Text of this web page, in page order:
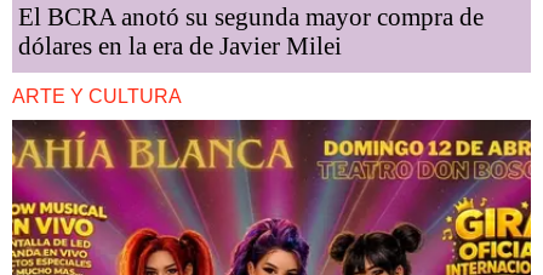
El BCRA anotó su segunda mayor compra de
dólares en la era de Javier Milei
ARTE Y CULTURA